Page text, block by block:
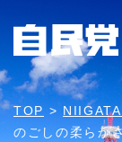
TOP >
のごしの柔らか